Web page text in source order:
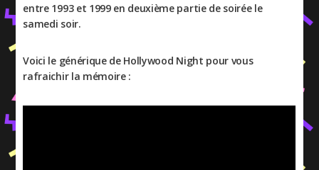
entre 1993 et 1999 en deuxième partie de soirée le
samedi soir.
Voici le générique de Hollywood Night pour vous
rafraichir la mémoire :